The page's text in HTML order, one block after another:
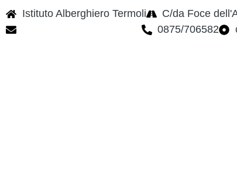
Istituto Alberghiero Termoli
C/da Foce
0875/706582